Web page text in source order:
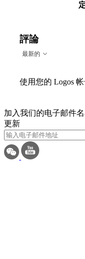
評論
最新的
使用您的 Logos
加入我们的电子邮件
更新